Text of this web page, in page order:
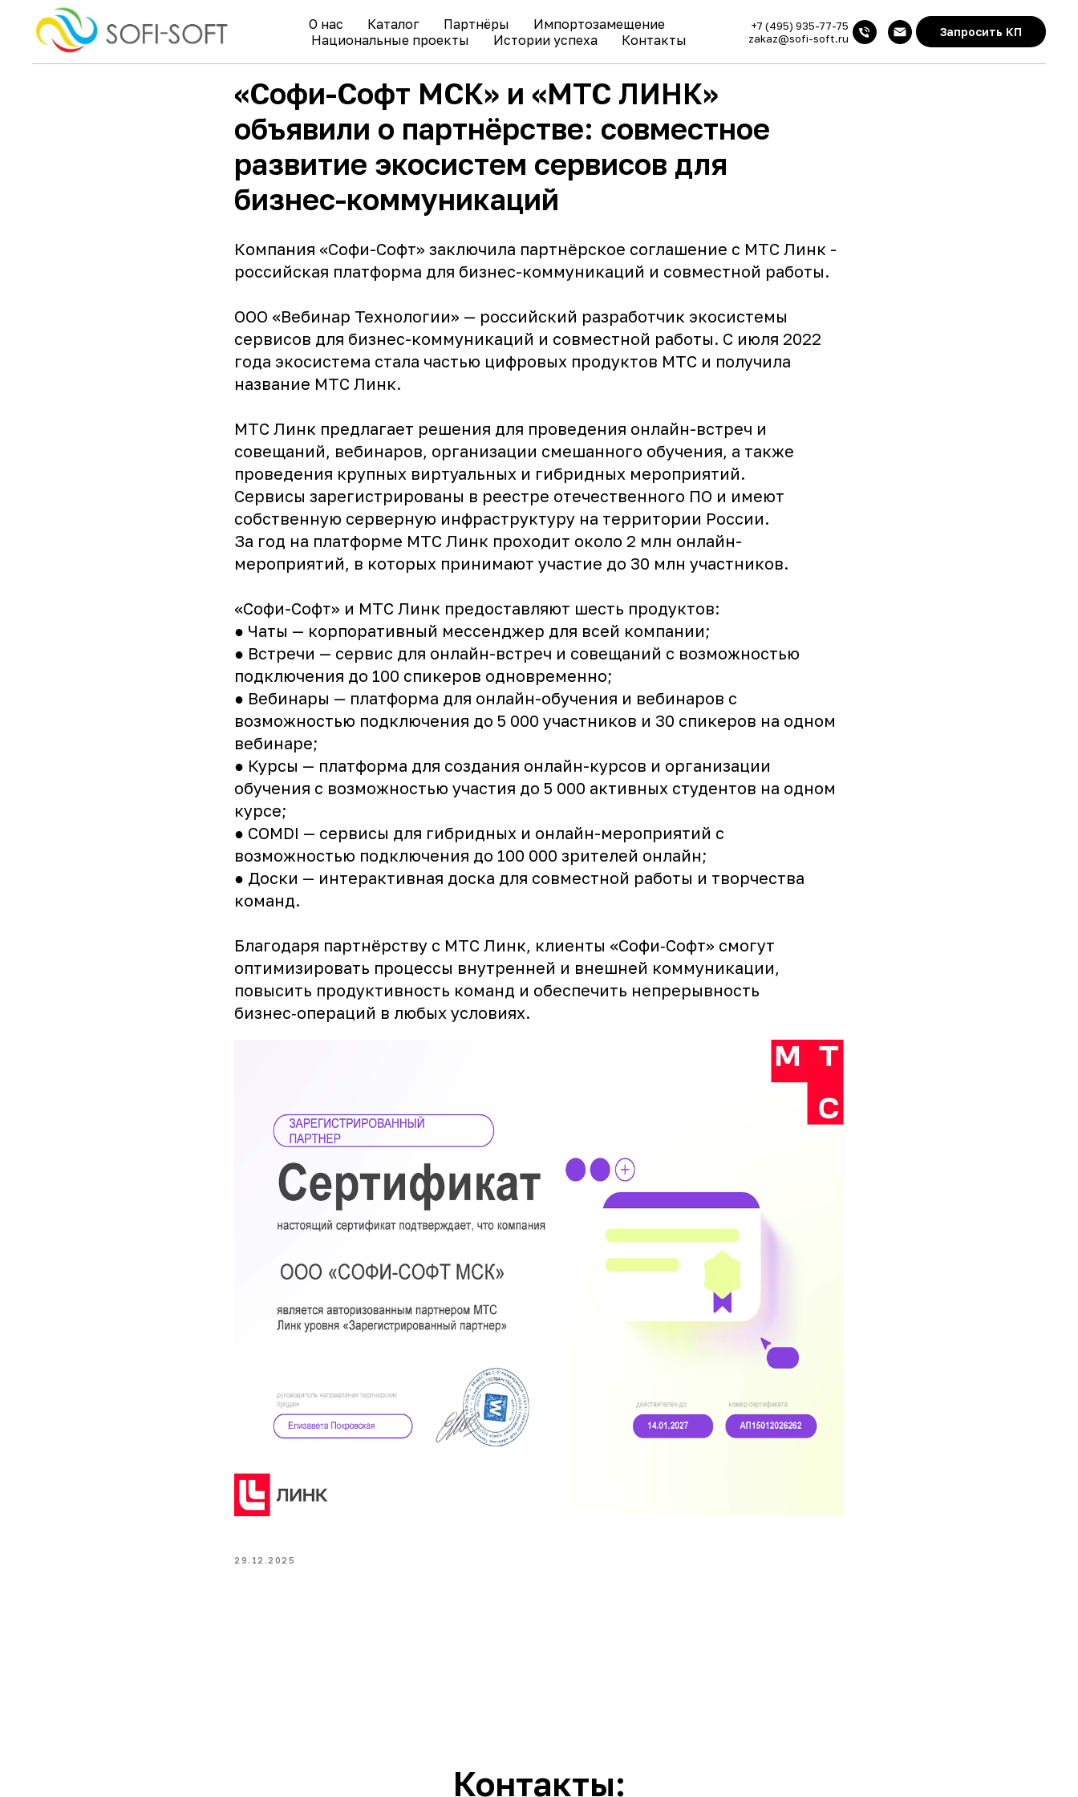
О нас Каталог Партнёры
Импортозамещение
Национальные проекты
Истории успеха Контакты
+7 (495) 935-77-75
zakaz@sofi-soft.ru
Запросить КП
«Софи-Софт МСК» и «МТС ЛИНК»
объявили о партнёрстве: совместное
развитие экосистем сервисов для
бизнес-коммуникаций
Компания «Софи-Софт» заключила партнёрское соглашение с МТС Линк -
российская платформа для бизнес-коммуникаций и совместной работы.
ООО «Вебинар Технологии» — российский разработчик экосистемы
сервисов для бизнес-коммуникаций и совместной работы. С июля 2022
года экосистема стала частью цифровых продуктов МТС и получила
название МТС Линк.
МТС Линк предлагает решения для проведения онлайн-встреч и
совещаний, вебинаров, организации смешанного обучения, а также
проведения крупных виртуальных и гибридных мероприятий.
Сервисы зарегистрированы в реестре отечественного ПО и имеют
собственную серверную инфраструктуру на территории России.
За год на платформе МТС Линк проходит около 2 млн онлайн-
мероприятий, в которых принимают участие до 30 млн участников.
«Софи-Софт» и МТС Линк предоставляют шесть продуктов:
● Чаты — корпоративный мессенджер для всей компании;
● Встречи — сервис для онлайн-встреч и совещаний с возможностью
подключения до 100 спикеров одновременно;
● Вебинары — платформа для онлайн-обучения и вебинаров с
возможностью подключения до 5 000 участников и 30 спикеров на одном
вебинаре;
● Курсы — платформа для создания онлайн-курсов и организации
обучения с возможностью участия до 5 000 активных студентов на одном
курсе;
● COMDI — сервисы для гибридных и онлайн-мероприятий с
возможностью подключения до 100 000 зрителей онлайн;
● Доски — интерактивная доска для совместной работы и творчества
команд.
Благодаря партнёрству с МТС Линк, клиенты «Софи‑Софт» смогут
оптимизировать процессы внутренней и внешней коммуникации,
повысить продуктивность команд и обеспечить непрерывность
бизнес‑операций в любых условиях.
29.12.2025
Контакты: